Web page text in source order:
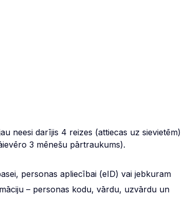
neesi darījis 4 reizes (attiecas uz sievietēm)
3 mēnešu pārtraukums).
personas apliecībai (eID) vai jebkuram
– personas kodu, vārdu, uzvārdu un